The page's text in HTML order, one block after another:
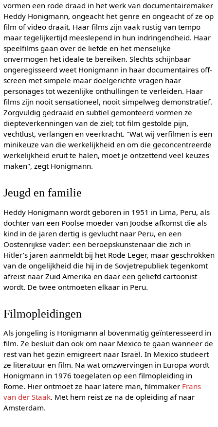
vormen een rode draad in het werk van documentairemaker
Heddy Honigmann, ongeacht het genre en ongeacht of ze op
film of video draait. Haar films zijn vaak rustig van tempo
maar tegelijkertijd meeslepend in hun indringendheid. Haar
speelfilms gaan over de liefde en het menselijke
onvermogen het ideale te bereiken. Slechts schijnbaar
ongeregisseerd weet Honigmann in haar documentaires off-
screen met simpele maar doelgerichte vragen haar
personages tot wezenlijke onthullingen te verleiden. Haar
films zijn nooit sensationeel, nooit simpelweg demonstratief.
Zorgvuldig gedraaid en subtiel gemonteerd vormen ze
diepteverkenningen van de ziel; tot film gestolde pijn,
vechtlust, verlangen en veerkracht. "Wat wij verfilmen is een
minikeuze van die werkelijkheid en om die geconcentreerde
werkelijkheid eruit te halen, moet je ontzettend veel keuzes
maken", zegt Honigmann.
Jeugd en familie
Heddy Honigmann wordt geboren in 1951 in Lima, Peru, als
dochter van een Poolse moeder van Joodse afkomst die als
kind in de jaren dertig is gevlucht naar Peru, en een
Oostenrijkse vader: een beroepskunstenaar die zich in
Hitler’s jaren aanmeldt bij het Rode Leger, maar geschrokken
van de ongelijkheid die hij in de Sovjetrepubliek tegenkomt
afreist naar Zuid Amerika en daar een geliefd cartoonist
wordt. De twee ontmoeten elkaar in Peru.
Filmopleidingen
Als jongeling is Honigmann al bovenmatig geïnteresseerd in
film. Ze besluit dan ook om naar Mexico te gaan wanneer de
rest van het gezin emigreert naar Israël. In Mexico studeert
ze literatuur en film. Na wat omzwervingen in Europa wordt
Honigmann in 1976 toegelaten op een filmopleiding in
Rome. Hier ontmoet ze haar latere man, filmmaker Frans
van der Staak. Met hem reist ze na de opleiding af naar
Amsterdam.